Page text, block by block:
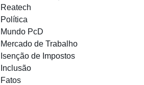
Reatech
Política
Mundo PcD
Mercado de Trabalho
Isenção de Impostos
Inclusão
Fatos